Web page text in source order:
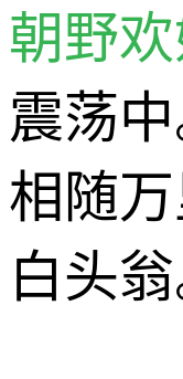
朝野
震荡中
相随
白头翁